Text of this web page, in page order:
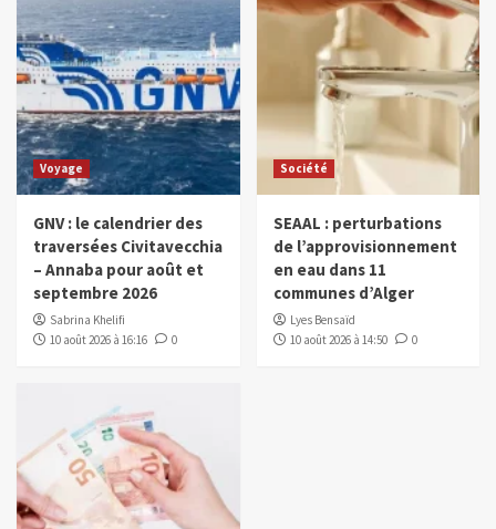
Voyage
GNV : le calendrier des
traversées Civitavecchia
– Annaba pour août et
septembre 2026
Sabrina Khelifi
10 août 2026 à 16:16
0
Société
SEAAL : perturbations
de l’approvisionnement
en eau dans 11
communes d’Alger
Lyes Bensaïd
10 août 2026 à 14:50
0